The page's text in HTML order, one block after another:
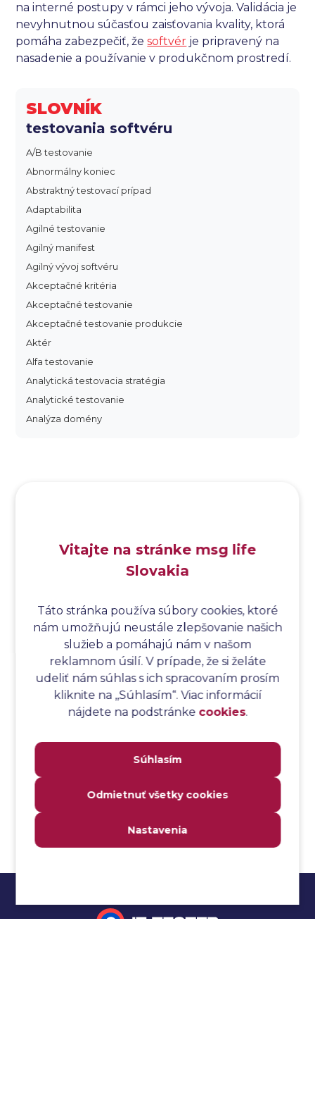
SLOVNÍK
testovania softvéru
A/B testovanie
Abnormálny koniec
Abstraktný testovací prípad
Adaptabilita
Agilné testovanie
Agilný manifest
Agilný vývoj softvéru
Akceptačné kritéria
Akceptačné testovanie
Akceptačné testovanie produkcie
Aktér
Alfa testovanie
Analytická testovacia stratégia
Analytické testovanie
Analýza domény
Analýza príčin a následkov
Analýza spôsobu a následkov zlyhania softvéru
Analýza stromu chýb
Analýza stromu chýb softvéru
Analýza testovacieho bodu
Analýza toku riadenia
Analýza toku údajov
Analýza webových stránok a inventár meraní
Analyzovateľnosť
Anti-malvér
na interné postupy v rámci jeho vývoja. Validácia je
nevyhnutnou súčasťou zaisťovania kvality, ktorá
pomáha zabezpečiť, žesoftvér je pripravený na
nasadenie a používanie v produkčnom prostredí.
Vitajte na stránke msg life
Slovakia
Táto stránka používa súbory cookies, ktoré
nám umožňujú neustále zlepšovanie našich
služieb a pomáhajú nám v našom
reklamnom úsilí. V prípade, že si želáte
udeliť nám súhlas s ich spracovaním prosím
kliknite na ,,Súhlasím“. Viac informácií
nájdete na podstránke cookies.
Súhlasím
Odmietnuť všetky cookies
Nastavenia